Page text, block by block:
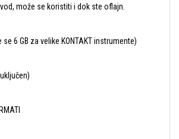
može se koristiti i dok ste oflajn.
6 GB za velike KONTAKT instrumente)